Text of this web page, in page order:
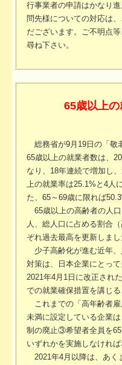
行事業者の申請はかなり
問先様についての対応は
だございます。ご不明点
尋ね下さい。
65歳以上
総務省が9月19日の「敬
65歳以上の就業者数は、
なり、18年連続で増加し
上の就業率は25.1%と4人
た、65～69歳に限れば
65歳以上の高齢者の人
人、総人口に占める割合
ぞれ過去最高を更新しまし
少子高齢化が進む近年、
対策は、日本企業にとっ
2021年4月1日に改正され
での就業確保措置を講じ
これまでの「高年齢者
未満に設定している企業
制の廃止③希望者全員を
いずれかを実施しなければ
2021年4月以降は、あく